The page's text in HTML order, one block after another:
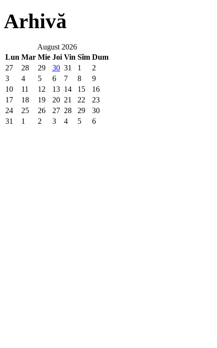
Arhivă
August 2026
Lun Mar Mie Joi Vin Sîm Dum
27
28 29 30 31 1
2
3
4 5 6 7 8
9
10
11 12 13 14 15
16
17
18 19 20 21 22
23
24
25 26 27 28 29
30
31
1 2 3 4 5 6